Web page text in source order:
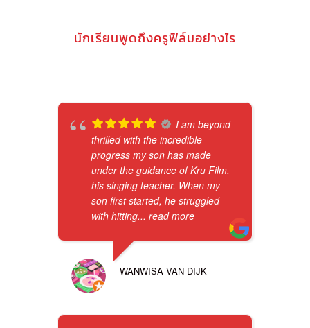
นักเรียนพูดถึงครูฟิล์มอย่างไร
I am beyond
thrilled with the incredible
progress my son has made
under the guidance of Kru Film,
his singing teacher. When my
son first started, he struggled
with hitting... read more
WANWISA VAN DIJK